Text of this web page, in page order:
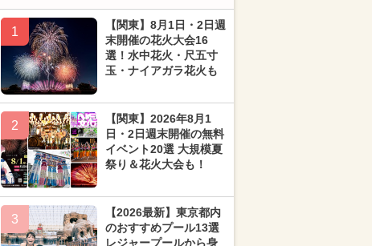
1
【関東】8月1日・2日週
末開催の花火大会16
選！水中花火・尺五寸
玉・ナイアガラ花火も
2
【関東】2026年8月1
日・2日週末開催の無料
イベント20選 大規模夏
祭り＆花火大会も！
3
【2026最新】東京都内
のおすすめプール13選
レジャープールから身